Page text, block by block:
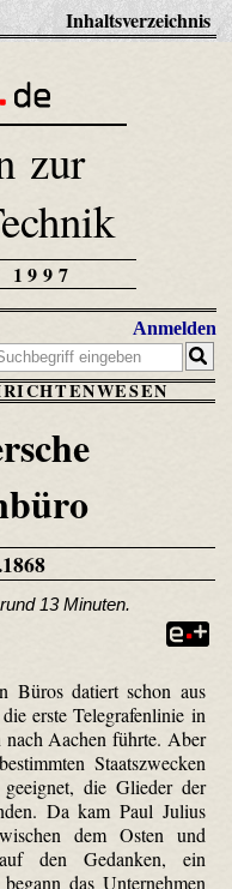
Inhaltsverzeichnis
zur
Anmelden
13 Minuten.
Büros datiert schon aus
erste Telegrafenlinie in
Aachen führte. Aber
Staatszwecken
die Glieder der
Da kam Paul Julius
dem Osten und
den Gedanken, ein
das Unternehmen